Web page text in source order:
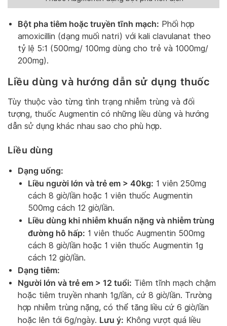
Bột pha tiêm hoặc truyền tĩnh mạch: Phối hợp
amoxicillin (dạng muối natri) với kali clavulanat theo
tỷ lệ 5:1 (500mg/ 100mg dùng cho trẻ và 1000mg/
200mg).
Liều dùng và hướng dẫn sử dụng thuốc
Tùy thuộc vào từng tình trạng nhiễm trùng và đối
tượng, thuốc Augmentin có những liều dùng và hướng
dẫn sử dụng khác nhau sao cho phù hợp.
Liều dùng
Dạng uống:
Liều người lớn và trẻ em > 40kg: 1 viên 250mg
cách 8 giờ/lần hoặc 1 viên thuốc Augmentin
500mg cách 12 giờ/lần.
Liều dùng khi nhiễm khuẩn nặng và nhiễm trùng
đường hô hấp: 1 viên thuốc Augmentin 500mg
cách 8 giờ/lần hoặc 1 viên thuốc Augmentin 1g
cách 12 giờ/lần.
Dạng tiêm:
Người lớn và trẻ em > 12 tuổi: Tiêm tĩnh mạch chậm
hoặc tiêm truyền nhanh 1g/lần, cứ 8 giờ/lần. Trường
hợp nhiễm trùng nặng, có thể tăng liều cứ 6 giờ/lần
hoặc lên tới 6g/ngày. Lưu ý: Không vượt quá liều